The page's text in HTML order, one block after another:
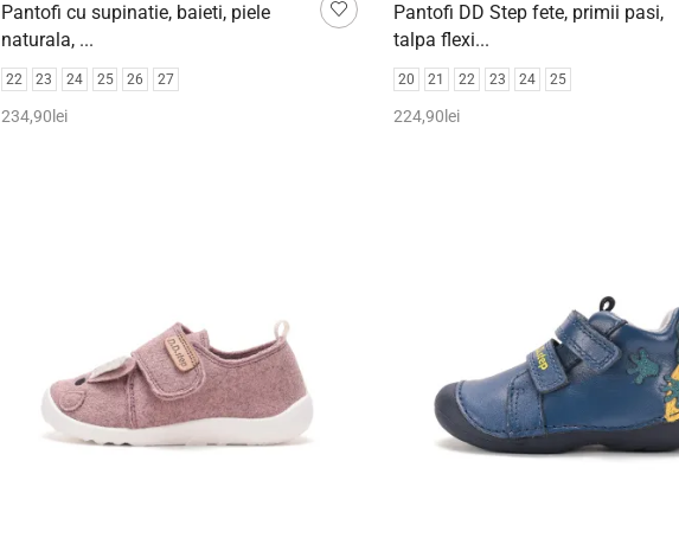
Pantofi cu supinatie, baieti, piele
naturala, ...
22 23 24 25 26 27
234,90 lei
Pantofi DD Step fete, primii pasi,
talpa flexi...
20 21 22 23 24 25
224,90 lei